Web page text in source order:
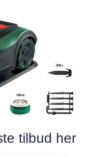
tilbud her